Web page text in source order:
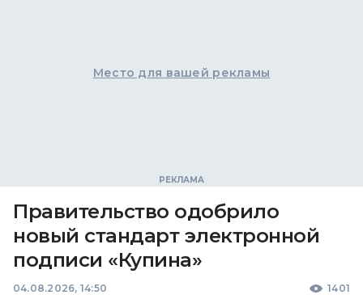
Место для вашей рекламы
Правительство одобрило
новый стандарт электронной
подписи «Купина»
04.08.2026, 14:50 1401